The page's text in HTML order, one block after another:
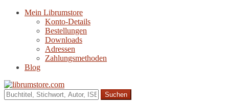
Navigation
Zum
Mein Librumstore
Konto-Details
Bestellungen
Downloads
Adressen
Zahlungsmethoden
Blog
Suche
nach: